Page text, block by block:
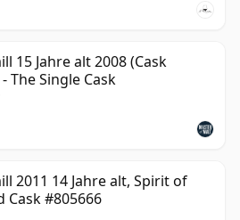
15 Jahre alt 2008 (Cask
The Single Cask
2011 14 Jahre alt, Spirit of
Cask #805666